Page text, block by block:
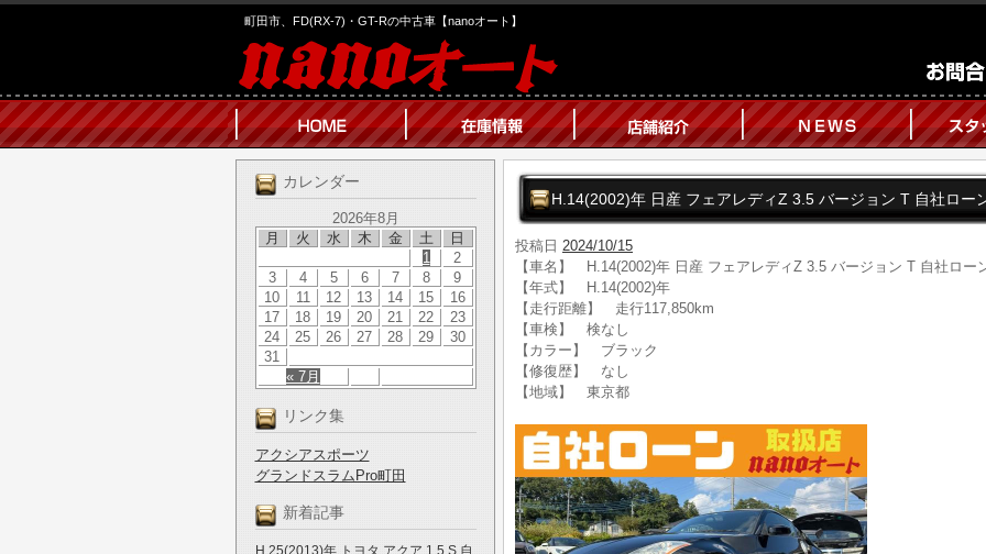
町田市、FD(RX-7)・GT-Rの中古車【nanoオート】
カレンダー
2026年8月
月
火 水 木 金 土 日
« 7月
1
2
3
4 5 6 7 8
9
10
11 12 13 14 15
16
17
18 19 20 21 22
23
24
25 26 27 28 29
30
31
リンク集
アクシアスポーツ
グランドスラムPro町田
新着記事
H.25(2013)年 トヨタ アクア 1.5 S 自
H.14(2002)年 日産 フェアレディZ 3.5 バージョン T 自社ロー
投稿日 2024/10/15
【車名】 H.14(2002)年 日産 フェアレディZ 3.5 バージョン T 自社ロー
【年式】 H.14(2002)年
【走行距離】 走行117,850km
【車検】 検なし
【カラー】 ブラック
【修復歴】 なし
【地域】 東京都